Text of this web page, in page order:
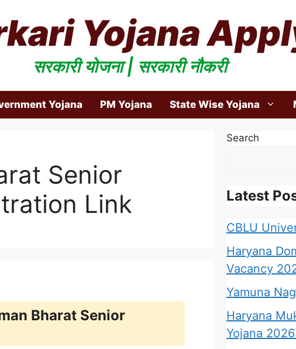
Yojana
सरकारी योजना | सरकारी नौकरी
Yojana PM Yojana State Wise Yojana
Senior
Link
Bharat Senior
Search
Latest
CBLU
Haryana
Vacancy
Yamuna
Haryana
Yojana